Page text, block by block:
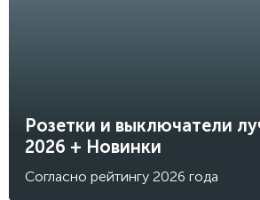
Розетки и выключатели
2026 + Новинки
Согласно рейтингу 2026 года